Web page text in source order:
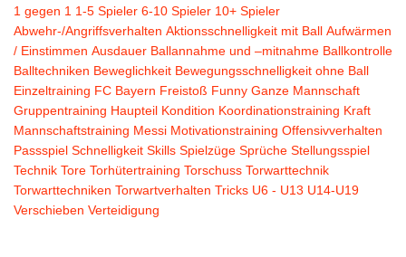
1 gegen 1 1-5 Spieler 6-10 Spieler 10+ Spieler
Abwehr-/Angriffsverhalten Aktionsschnelligkeit mit Ball Aufwärmen
/ Einstimmen Ausdauer Ballannahme und –mitnahme Ballkontrolle
Balltechniken Beweglichkeit Bewegungsschnelligkeit ohne Ball
Einzeltraining FC Bayern Freistoß Funny Ganze Mannschaft
Gruppentraining Haupteil Kondition Koordinationstraining Kraft
Mannschaftstraining Messi Motivationstraining Offensivverhalten
Passspiel Schnelligkeit Skills Spielzüge Sprüche Stellungsspiel
Technik Tore Torhütertraining Torschuss Torwarttechnik
Torwarttechniken Torwartverhalten Tricks U6 - U13 U14-U19
Verschieben Verteidigung